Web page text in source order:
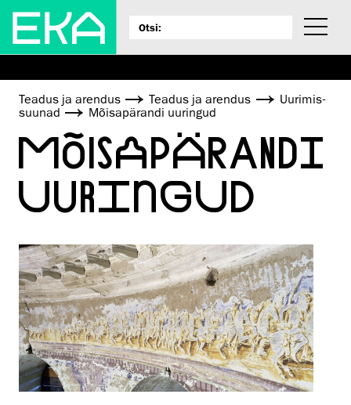
Teadus ja arendus Teadus ja arendus
Uurimis­
suunad
Mõisapärandi uuringud
MÕISAPÄRANDI
UURINGUD